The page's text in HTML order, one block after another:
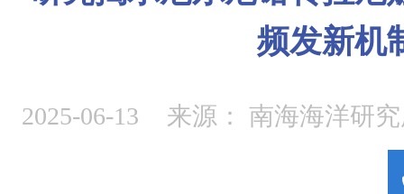
频发新机
2025-06-13 来源： 南海海洋研